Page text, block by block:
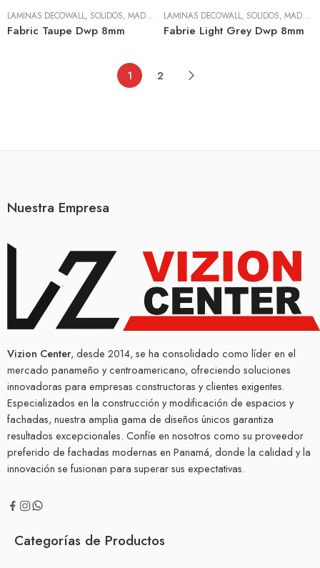
LÁMINAS DECOWALL, SÓLIDOS, MADERA Y TEXTIL
Fabric Taupe Dwp 8mm
LÁMINAS DECOWALL, SÓLIDOS, MADERA Y TEXTIL
Fabrie Light Grey Dwp 8mm
1 2
Nuestra Empresa
Vizion Center, desde 2014, se ha consolidado como líder en el
mercado panameño y centroamericano, ofreciendo soluciones
innovadoras para empresas constructoras y clientes exigentes.
Especializados en la construcción y modificación de espacios y
fachadas, nuestra amplia gama de diseños únicos garantiza
resultados excepcionales. Confíe en nosotros como su proveedor
preferido de fachadas modernas en Panamá, donde la calidad y la
innovación se fusionan para superar sus expectativas.
Categorías de Productos